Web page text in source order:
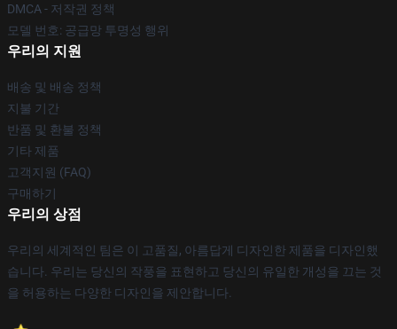
DMCA - 저작권 정책
모델 번호: 공급망 투명성 행위
우리의 지원
배송 및 배송 정책
지불 기간
반품 및 환불 정책
기타 제품
고객지원 (FAQ)
구매하기
우리의 상점
우리의 세계적인 팀은 이 고품질, 아름답게 디자인한 제품을 디자인했
습니다. 우리는 당신의 작풍을 표현하고 당신의 유일한 개성을 끄는 것
을 허용하는 다양한 디자인을 제안합니다.